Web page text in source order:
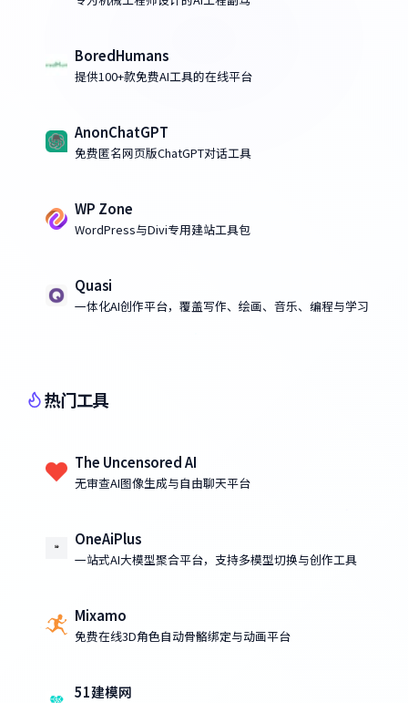
BoredHumans
提供100+款免费AI工具的在线平台
AnonChatGPT
免费匿名网页版ChatGPT对话工具
WP Zone
WordPress与Divi专用建站工具包
Quasi
一体化AI创作平台，覆盖写作、绘画、音乐、编程与学习
热门工具
The Uncensored AI
无审查AI图像生成与自由聊天平台
OneAiPlus
一站式AI大模型聚合平台，支持多模型切换与创作工具
Mixamo
免费在线3D角色自动骨骼绑定与动画平台
51建模网